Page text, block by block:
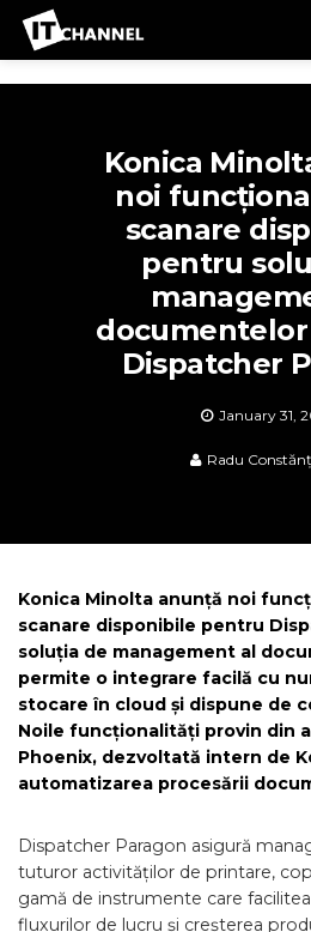
Konica
noi
scanare
pentru
Dispatcher
January 31,
Radu
Konica Minolta anunță noi
scanare disponibile pentru
soluția de management al
permite o integrare facilă cu
stocare în cloud și dispune de
Noile funcționalități provin din
Phoenix, dezvoltată intern de
automatizarea procesării
Dispatcher Paragon asigură
tuturor activităților de printare,
gamă de instrumente care
fluxurilor de lucru și creșterea